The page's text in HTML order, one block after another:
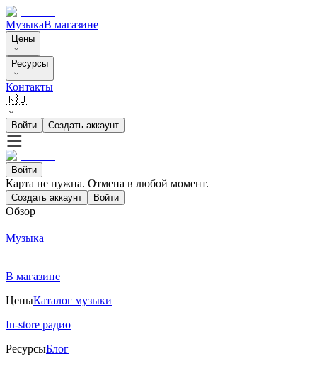
МузыкаВ магазине
Цены
Ресурсы
Контакты
🇷🇺
Войти Создать аккаунт
Войти
Карта не нужна. Отмена в любой момент.
Создать аккаунт Войти
Обзор
Музыка
В магазине
ЦеныКаталог музыки
In-store радио
РесурсыБлог